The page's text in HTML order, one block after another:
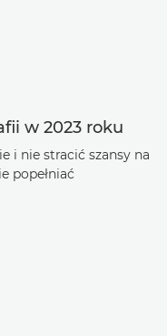
w 2023 roku
i nie stracić szansy na
popełniać